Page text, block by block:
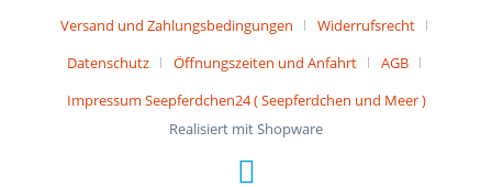
Versand und Zahlungsbedingungen
Widerrufsrecht
Datenschutz
Öffnungszeiten und Anfahrt
AGB
Impressum Seepferdchen24 ( Seepferdchen und Meer )
Realisiert mit Shopware